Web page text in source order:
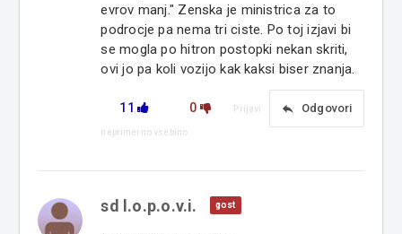
evrov manj." Zenska je ministrica za to
podrocje pa nema tri ciste. Po toj izjavi bi
se mogla po hitron postopki nekan skriti,
ovi jo pa koli vozijo kak kaksi biser znanja.
11 0 reply Odgovori
Prijavi
neprimerno vsebino
sd l.o.p.o.v.i. gost